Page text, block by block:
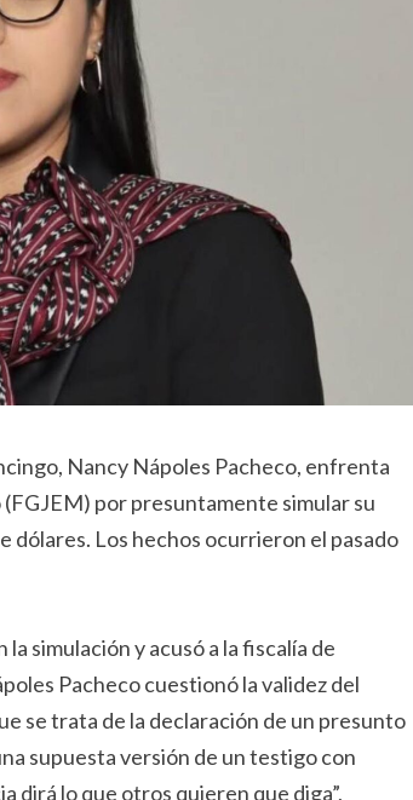
Nancy Nápoles Pacheco, enfrenta
por presuntamente simular su
dólares. Los hechos ocurrieron el pasado
simulación y acusó a la fiscalía de
Pacheco cuestionó la validez del
se trata de la declaración de un presunto
supuesta versión de un testigo con
dirá lo que otros quieren que diga”,